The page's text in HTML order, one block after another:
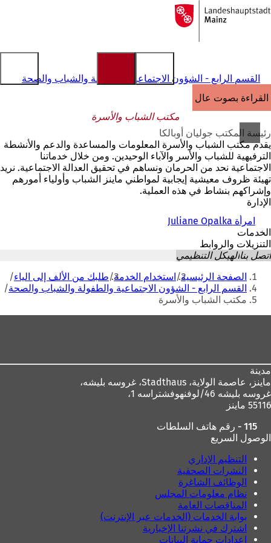
الانتقال إلى المحتوى
إلى
الصفحة
القسم الرابع - الشؤون الاجتماعية والطفولة والشباب والصحة
القراءة بصوت عالٍ
مكتب الشباب والأسرة
رئيسة المكتب جوليان أوبالكا
يقدم مكتب الشباب والأسرة المعلومات والمساعدة والدعم والأنشطة
الترفيهية للشباب والأسر والآباء الوحيدين. ومن خلال خدماتنا
الاجتماعية نحد من الحرمان ونساهم في تحقيق العدالة الاجتماعية. نريد
تهيئة ظروف معيشية إيجابية لمواطني ماينز الشباب وأولياء أمورهم
وإشراكهم بنشاط في هذه العملية.
الإدارة
امرأة Juliane Opalka
الخدمات
التنزيلات والروابط
اتصل بناالهيكل التنظيمي
أنت
هنا
الصفحة الرئيسية استخدام الخدمة طلبك من الألف إلى الياء
القسم الرابع - الشؤون الاجتماعية والطفولة والشباب والصحة
مكتب الشباب والأسرة
مدينة
ماينز، عاصمة الولاية،
غروسه بليشه 46/لوفنهوفشتراسه 1،
55116 ماينز
115 - رقم هاتف السلطات
الوصول السريع
التنظيم الإداري
النشرات الصحفية
الوظائف الشاغرة
نظام معلومات المجلس
المناقصات العامة
بوابة الخدمات (الخدمات عبر الإنترنت)
اشترك في نشرتنا الإخبارية
إعدادات حماية البيانات